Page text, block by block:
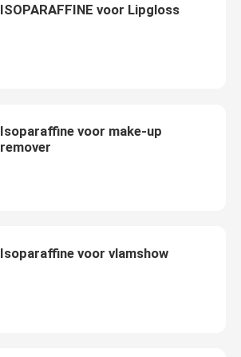
ISOPARAFFINE voor Lipgloss
Isoparaffine voor make-up
remover
Isoparaffine voor vlamshow